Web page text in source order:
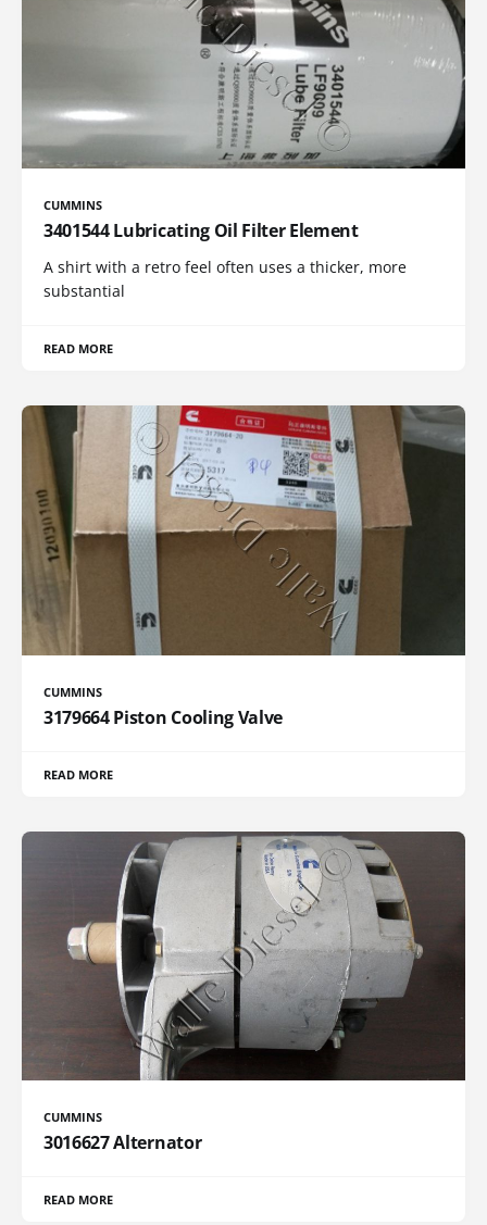
CUMMINS
3401544 Lubricating Oil Filter Element
A shirt with a retro feel often uses a thicker, more
substantial
READ MORE
CUMMINS
3179664 Piston Cooling Valve
READ MORE
CUMMINS
3016627 Alternator
READ MORE